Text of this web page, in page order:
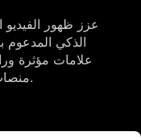
عزز ظهور
الذكي المدعوم
علامات مؤثرة
منصات التواصل الاجتماعي.